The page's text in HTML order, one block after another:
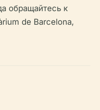
обращайтесь к
de Barcelona,